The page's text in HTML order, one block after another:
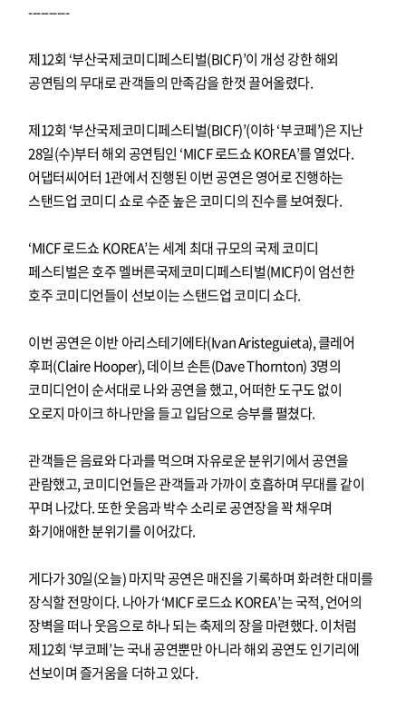
----------
제12회 ‘부산국제코미디페스티벌(BICF)’이 개성 강한 해외
공연팀의 무대로 관객들의 만족감을 한껏 끌어올렸다.
제12회 ‘부산국제코미디페스티벌(BICF)’(이하 ‘부코페’)은 지난
28일(수)부터 해외 공연팀인 ‘MICF 로드쇼 KOREA’를 열었다.
어댑터씨어터 1관에서 진행된 이번 공연은 영어로 진행하는
스탠드업 코미디 쇼로 수준 높은 코미디의 진수를 보여줬다.
‘MICF 로드쇼 KOREA’는 세계 최대 규모의 국제 코미디
페스티벌은 호주 멜버른국제코미디페스티벌(MICF)이 엄선한
호주 코미디언들이 선보이는 스탠드업 코미디 쇼다.
이번 공연은 이반 아리스테기에타(Ivan Aristeguieta), 클레어
후퍼(Claire Hooper), 데이브 손튼(Dave Thornton) 3명의
코미디언이 순서대로 나와 공연을 했고, 어떠한 도구도 없이
오로지 마이크 하나만을 들고 입담으로 승부를 펼쳤다.
관객들은 음료와 다과를 먹으며 자유로운 분위기에서 공연을
관람했고, 코미디언들은 관객들과 가까이 호흡하며 무대를 같이
꾸며 나갔다. 또한 웃음과 박수 소리로 공연장을 꽉 채우며
화기애애한 분위기를 이어갔다.
게다가 30일(오늘) 마지막 공연은 매진을 기록하며 화려한 대미를
장식할 전망이다. 나아가 ‘MICF 로드쇼 KOREA’는 국적, 언어의
장벽을 떠나 웃음으로 하나 되는 축제의 장을 마련했다. 이처럼
제12회 ‘부코페’는 국내 공연뿐만 아니라 해외 공연도 인기리에
선보이며 즐거움을 더하고 있다.